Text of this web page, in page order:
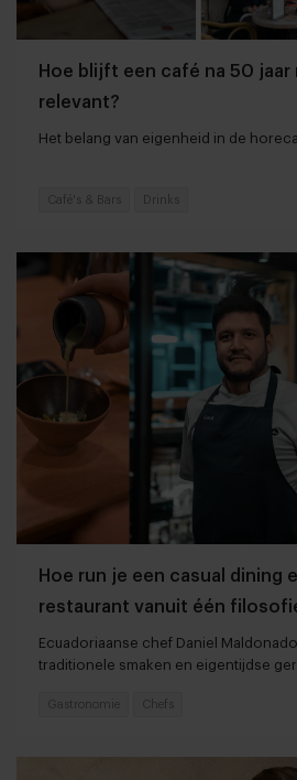
Hoe blijft een café na 50 jaar
relevant?
Het belang van eigenheid in de horeca
Café's & Bars Drinks
Hoe run je een casual dining
restaurant vanuit één
Ecuadoriaanse chef Daniel
traditionele smaken en eigentijdse
Gastronomie Chefs